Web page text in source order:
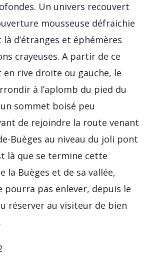
Un univers recouvert
mousseuse défraichie
d’étranges et éphémères
crayeuses. A partir de ce
en rive droite ou gauche, le
à l’aplomb du pied du
sommet boisé peu
de rejoindre la route venant
Buèges au niveau du joli pont
là que se termine cette
la Buèges et de sa vallée,
pourra pas enlever, depuis le
réserver au visiteur de bien